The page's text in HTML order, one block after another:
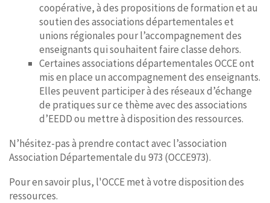
coopérative, à des propositions de formation et au
soutien des associations départementales et
unions régionales pour l’accompagnement des
enseignants qui souhaitent faire classe dehors.
Certaines associations départementales OCCE ont
mis en place un accompagnement des enseignants.
Elles peuvent participer à des réseaux d’échange
de pratiques sur ce thème avec des associations
d’EEDD ou mettre à disposition des ressources.
N’hésitez-pas à prendre contact avec l’association
Association Départementale du 973 (OCCE973).
Pour en savoir plus, l'OCCE met à votre disposition des
ressources.